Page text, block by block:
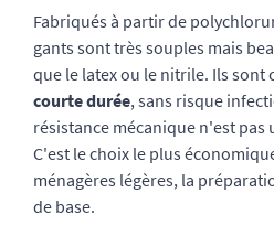
Fabriqués à partir de
gants sont très souples mais
que le latex ou le nitrile. Ils sont
courte durée, sans risque
résistance mécanique n'est
C'est le choix le plus
ménagères légères, la
de base.